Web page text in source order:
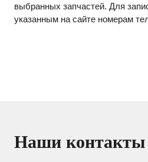
выбранных запчастей. Для
указанным на сайте номерам
Наши контакты